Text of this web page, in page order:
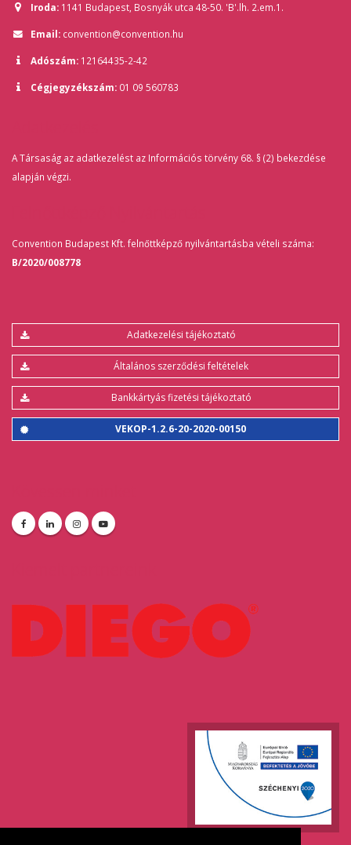
Iroda: 1141 Budapest, Bosnyák utca 48-50. 'B'.lh. 2.em.1.
Email: convention@convention.hu
Adószám: 12164435-2-42
Cégjegyzékszám: 01 09 560783
A Társaság az adatkezelést az Információs törvény 68. § (2) bekezdése
alapján végzi.
Convention Budapest Kft. felnőttképző nyilvántartásba vételi száma:
B/2020/008778
Adatkezelési tájékoztató
Általános szerződési feltételek
Bankkártyás fizetési tájékoztató
VEKOP-1.2.6-20-2020-00150